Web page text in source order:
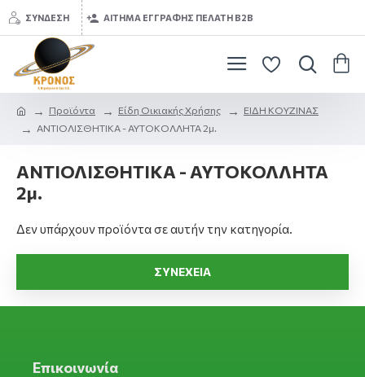
ΣΎΝΔΕΣΗ ΑΊΤΗΜΑ ΕΓΓΡΑΦΉΣ ΠΕΛΆΤΗ B2B
Προϊόντα Είδη Οικιακής Χρήσης
ΕΙΔΗ ΚΟΥΖΙΝΑΣ
ΑΝΤΙΟΛΙΣΘΗΤΙΚΑ - ΑΥΤΟΚΟΛΛΗΤΑ 2μ.
ΑΝΤΙΟΛΙΣΘΗΤΙΚΑ - ΑΥΤΟΚΟΛΛΗΤΑ
2μ.
Δεν υπάρχουν προϊόντα σε αυτήν την κατηγορία.
ΣΥΝΈΧΕΙΑ
Επικοινωνία